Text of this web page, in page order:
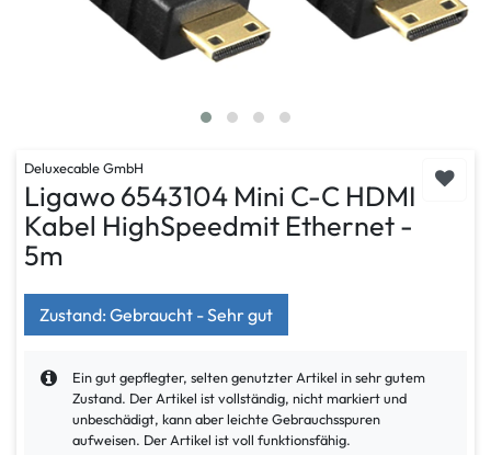
Deluxecable GmbH
Ligawo 6543104 Mini C-C HDMI
Kabel HighSpeedmit Ethernet -
5m
Zustand: Gebraucht - Sehr gut
Ein gut gepflegter, selten genutzter Artikel in sehr gutem
Zustand. Der Artikel ist vollständig, nicht markiert und
unbeschädigt, kann aber leichte Gebrauchsspuren
aufweisen. Der Artikel ist voll funktionsfähig.